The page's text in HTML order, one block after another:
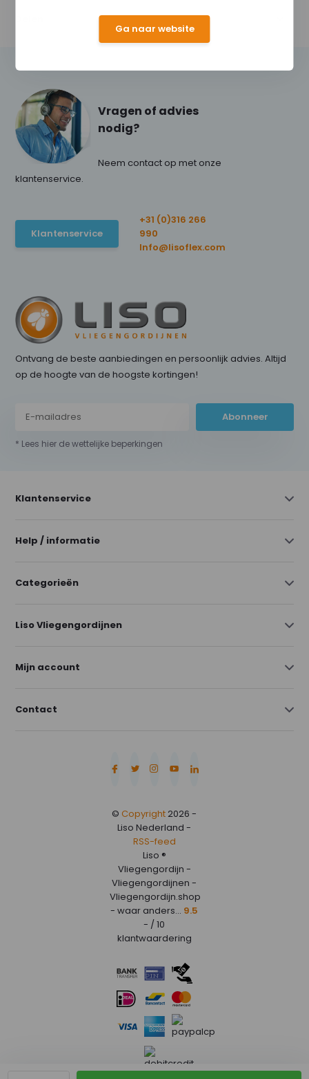
Vragen of advies
nodig?
Neem contact op met onze
klantenservice.
Klantenservice
+31 (0)316 266
990
Info@lisoflex.com
Ontvang de beste aanbiedingen en persoonlijk advies. Altijd
op de hoogte van de hoogste kortingen!
Abonneer
* Lees hier de wettelijke beperkingen
Klantenservice
Help / informatie
Categorieën
Liso Vliegengordijnen
Mijn account
Contact
© Copyright 2026 -
Liso Nederland -
RSS-feed
Liso ®
Vliegengordijn -
Vliegengordijnen -
Vliegengordijn.shop
- waar anders... 9.5
- / 10
klantwaardering
Ga naar website